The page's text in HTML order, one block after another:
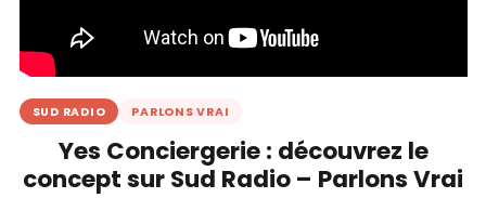
SUD RADIO PARLONS VRAI
Yes Conciergerie : découvrez le
concept sur Sud Radio – Parlons Vrai